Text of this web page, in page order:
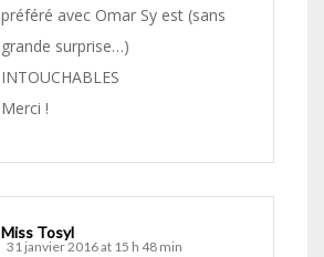
préféré avec Omar Sy est (sans
grande surprise…)
INTOUCHABLES
Merci !
Miss Tosyl
31 janvier 2016 at 15 h 48 min